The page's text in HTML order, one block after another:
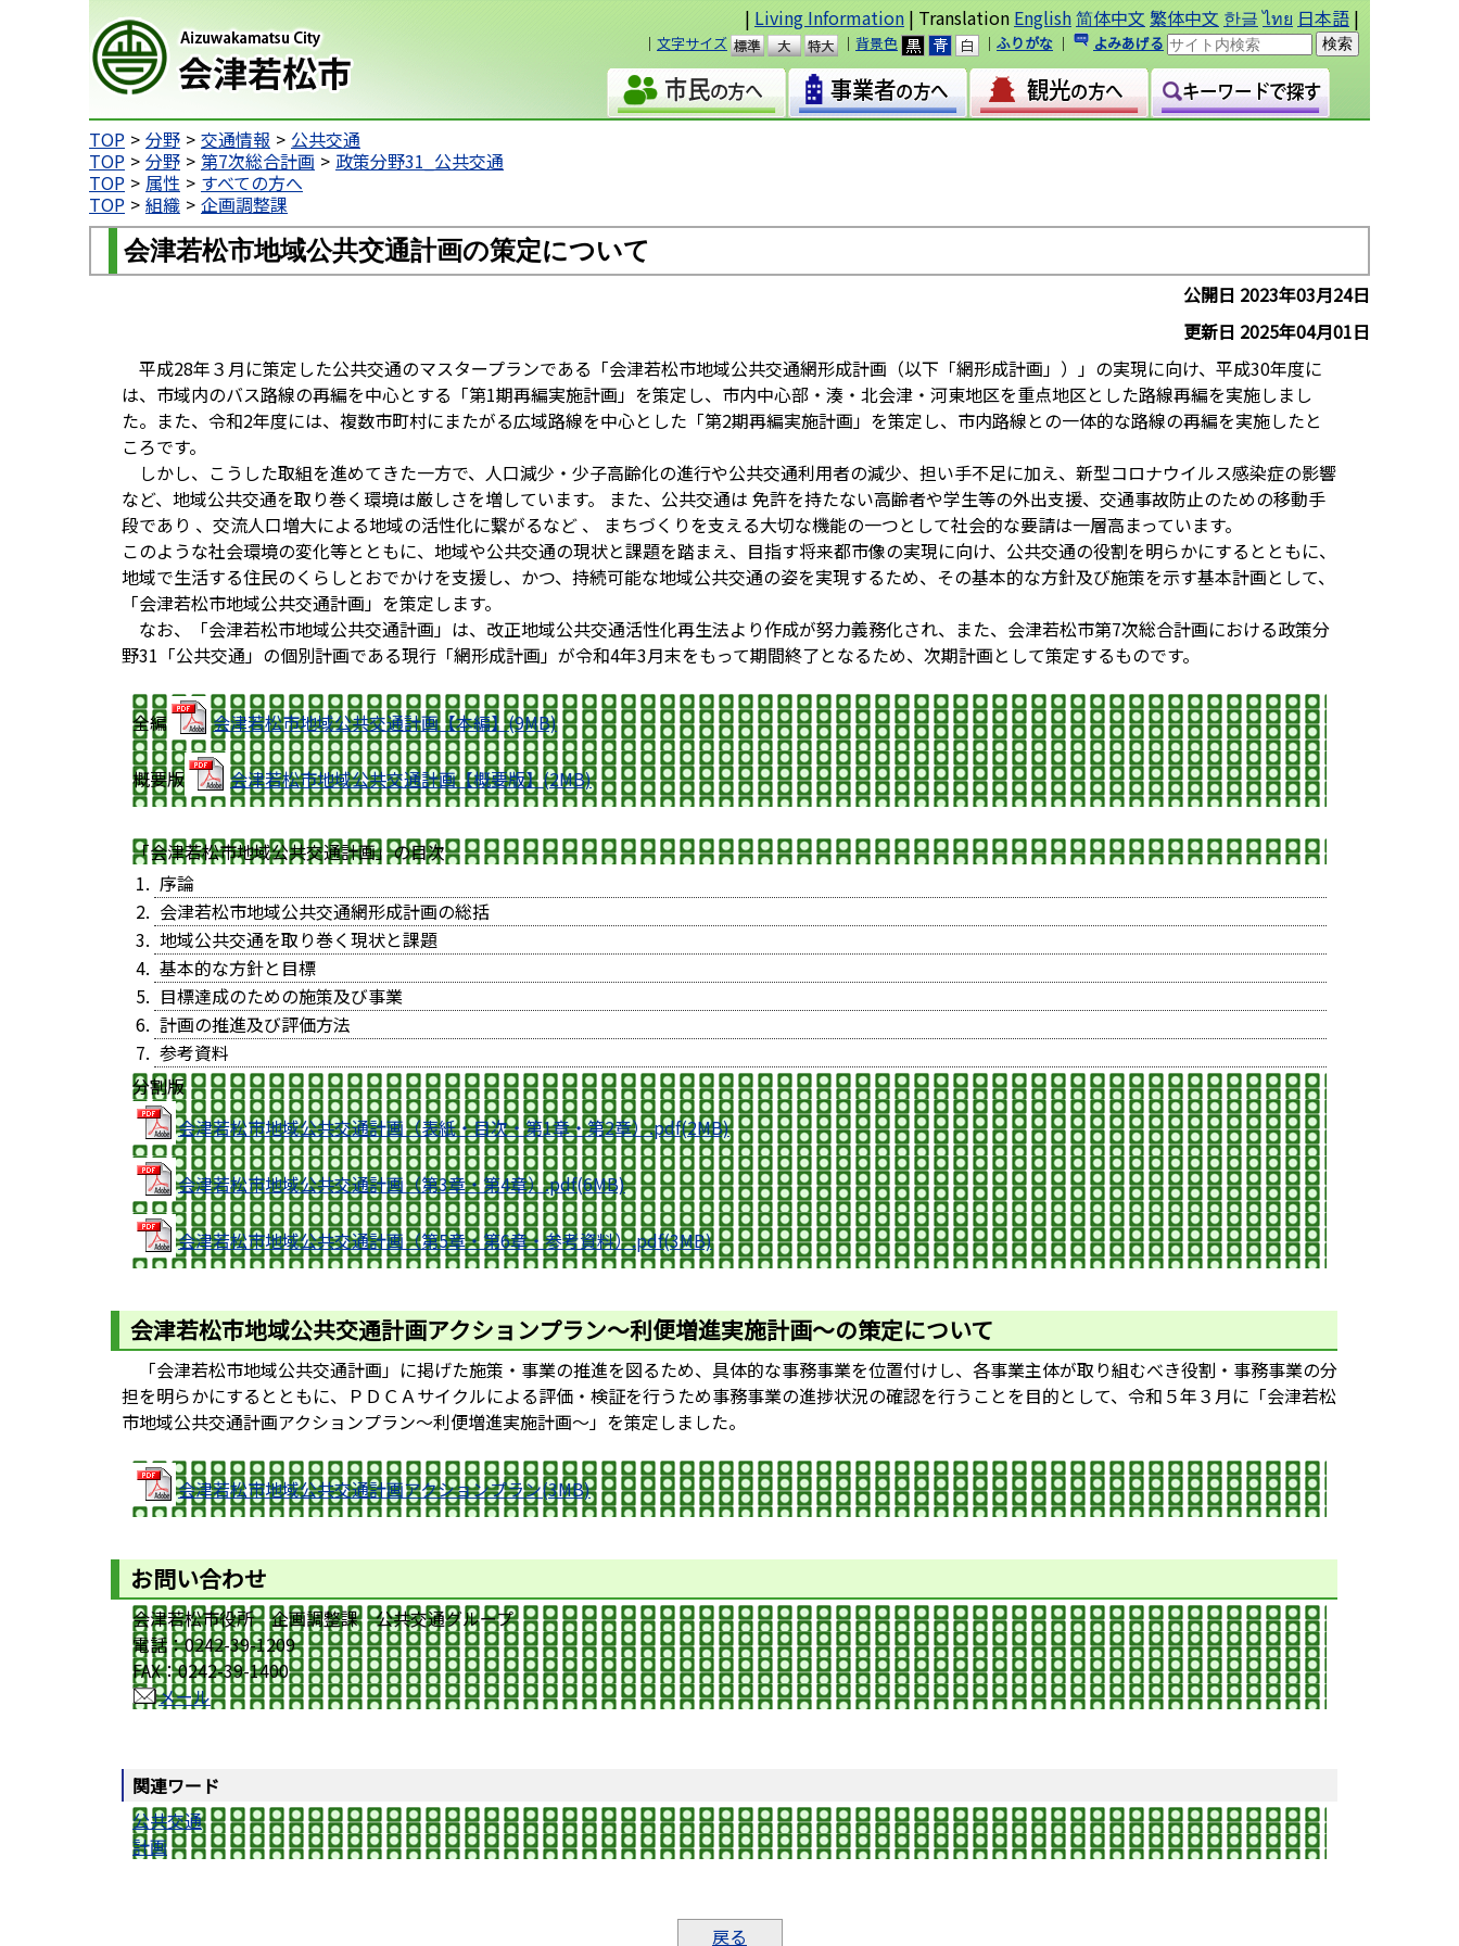
| Living Information | Translation English简体中文 繁体中文 한글 ไทย 日本語 |
｜ 文字サイズ
準
大
｜ 背景色 ｜ ふりがな ｜ よみあげる
会津若松市
TOP
分野 交通情報
公共交通
TOP
分野 第7次総合計画
政策分野31_公共交通
TOP
属性
すべての方へ
TOP
組織 企画調整課
会津若松市地域公共交通計画の策定について
公開日 2023年03月24日
更新日 2025年04月01日
平成28年３月に策定した公共交通のマスタープランである「会津若松市地域公共交通網形成計画（以下「網形成計画」）」の実現に向け、平成30年度に
は、市域内のバス路線の再編を中心とする「第1期再編実施計画」を策定し、市内中心部・湊・北会津・河東地区を重点地区とした路線再編を実施しまし
た。また、令和2年度には、複数市町村にまたがる広域路線を中心とした「第2期再編実施計画」を策定し、市内路線との一体的な路線の再編を実施したと
ころです。
しかし、こうした取組を進めてきた一方で、人口減少・少子高齢化の進行や公共交通利用者の減少、担い手不足に加え、新型コロナウイルス感染症の影響
など、地域公共交通を取り巻く環境は厳しさを増しています。 また、公共交通は 免許を持たない高齢者や学生等の外出支援、交通事故防止のための移動手
段であり 、交流人口増大による地域の活性化に繋がるなど 、 まちづくりを支える大切な機能の一つとして社会的な要請は一層高まっています。
このような社会環境の変化等とともに、地域や公共交通の現状と課題を踏まえ、目指す将来都市像の実現に向け、公共交通の役割を明らかにするとともに、
地域で生活する住民のくらしとおでかけを支援し、かつ、持続可能な地域公共交通の姿を実現するため、その基本的な方針及び施策を示す基本計画として、
「会津若松市地域公共交通計画」を策定します。
なお、「会津若松市地域公共交通計画」は、改正地域公共交通活性化再生法より作成が努力義務化され、また、会津若松市第7次総合計画における政策分
野31「公共交通」の個別計画である現行「網形成計画」が令和4年3月末をもって期間終了となるため、次期計画として策定するものです。
全編 会津若松市地域公共交通計画【本編】(9MB)
概要版 会津若松市地域公共交通計画【概要版】(2MB)
「会津若松市地域公共交通計画」の目次
序論
会津若松市地域公共交通網形成計画の総括
地域公共交通を取り巻く現状と課題
基本的な方針と目標
目標達成のための施策及び事業
計画の推進及び評価方法
参考資料
分割版
会津若松市地域公共交通計画（表紙・目次・第1章・第2章）.pdf(2MB)
会津若松市地域公共交通計画（第3章・第4章）.pdf(6MB)
会津若松市地域公共交通計画（第5章・第6章・参考資料）.pdf(3MB)
会津若松市地域公共交通計画アクションプラン～利便増進実施計画～の策定について
「会津若松市地域公共交通計画」に掲げた施策・事業の推進を図るため、具体的な事務事業を位置付けし、各事業主体が取り組むべき役割・事務事業の分
担を明らかにするとともに、ＰＤＣＡサイクルによる評価・検証を行うため事務事業の進捗状況の確認を行うことを目的として、令和５年３月に「会津若松
市地域公共交通計画アクションプラン～利便増進実施計画～」を策定しました。
会津若松市地域公共交通計画アクションプラン(3MB)
お問い合わせ
会津若松市役所 企画調整課 公共交通グループ
電話：0242-39-1209
FAX：0242-39-1400
メール
関連ワード
公共交通
計画
戻る